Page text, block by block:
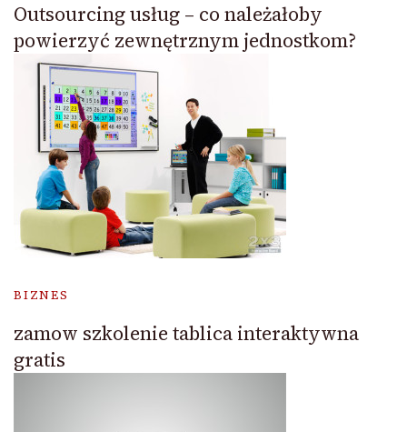
Outsourcing usług – co należałoby
powierzyć zewnętrznym jednostkom?
BIZNES
zamow szkolenie tablica interaktywna
gratis